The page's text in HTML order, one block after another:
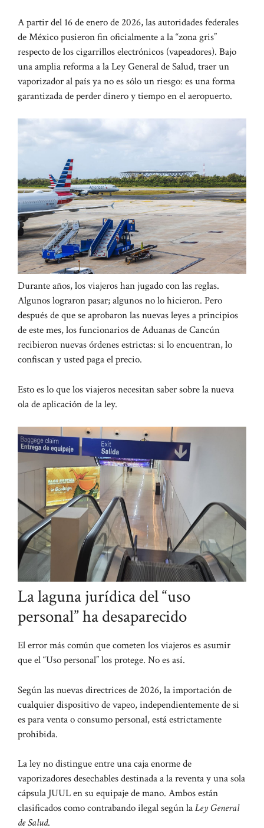
A partir del 16 de enero de 2026, las autoridades federales
de México pusieron fin oficialmente a la “zona gris”
respecto de los cigarrillos electrónicos (vapeadores). Bajo
una amplia reforma a la Ley General de Salud, traer un
vaporizador al país ya no es sólo un riesgo: es una forma
garantizada de perder dinero y tiempo en el aeropuerto.
Durante años, los viajeros han jugado con las reglas.
Algunos lograron pasar; algunos no lo hicieron. Pero
después de que se aprobaron las nuevas leyes a principios
de este mes, los funcionarios de Aduanas de Cancún
recibieron nuevas órdenes estrictas: si lo encuentran, lo
confiscan y usted paga el precio.
Esto es lo que los viajeros necesitan saber sobre la nueva
ola de aplicación de la ley.
La laguna jurídica del “uso
personal” ha desaparecido
El error más común que cometen los viajeros es asumir
que el “Uso personal” los protege. No es así.
Según las nuevas directrices de 2026, la importación de
cualquier dispositivo de vapeo, independientemente de si
es para venta o consumo personal, está estrictamente
prohibida.
La ley no distingue entre una caja enorme de
vaporizadores desechables destinada a la reventa y una sola
cápsula JUUL en su equipaje de mano. Ambos están
clasificados como contrabando ilegal según laLey General
de Salud.